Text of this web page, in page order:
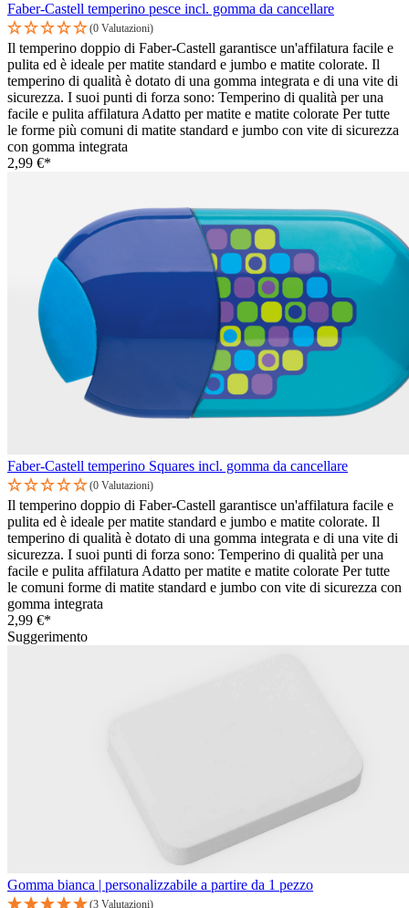
Faber-Castell temperino pesce incl. gomma da cancellare
(0 Valutazioni)
Il temperino doppio di Faber-Castell garantisce un'affilatura facile e
pulita ed è ideale per matite standard e jumbo e matite colorate. Il
temperino di qualità è dotato di una gomma integrata e di una vite di
sicurezza. I suoi punti di forza sono: Temperino di qualità per una
facile e pulita affilatura Adatto per matite e matite colorate Per tutte
le forme più comuni di matite standard e jumbo con vite di sicurezza
con gomma integrata
2,99 €*
Faber-Castell temperino Squares incl. gomma da cancellare
(0 Valutazioni)
Il temperino doppio di Faber-Castell garantisce un'affilatura facile e
pulita ed è ideale per matite standard e jumbo e matite colorate. Il
temperino di qualità è dotato di una gomma integrata e di una vite di
sicurezza. I suoi punti di forza sono: Temperino di qualità per una
facile e pulita affilatura Adatto per matite e matite colorate Per tutte
le comuni forme di matite standard e jumbo con vite di sicurezza con
gomma integrata
2,99 €*
Suggerimento
Gomma bianca | personalizzabile a partire da 1 pezzo
(3 Valutazioni)